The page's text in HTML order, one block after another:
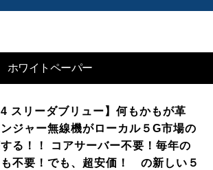
ホワイトペーパー
スリーダブリュー】何もかもが革
ジャー無線機がローカル５G市場の
る！！ コアサーバー不要！毎年の
不要！でも、超安価！ の新しい５